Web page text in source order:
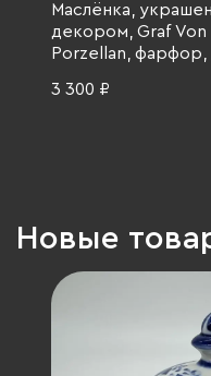
Маслёнка,
декором, Graf
Porzellan, фарфор,
3 300 ₽
Новые